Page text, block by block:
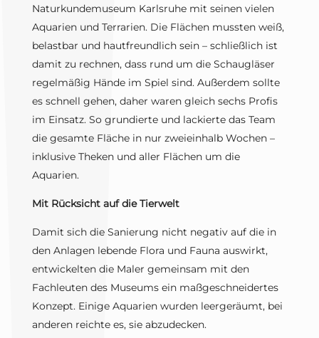
Naturkundemuseum Karlsruhe mit seinen vielen
Aquarien und Terrarien. Die Flächen mussten weiß,
belastbar und hautfreundlich sein – schließlich ist
damit zu rechnen, dass rund um die Schaugläser
regelmäßig Hände im Spiel sind. Außerdem sollte
es schnell gehen, daher waren gleich sechs Profis
im Einsatz. So grundierte und lackierte das Team
die gesamte Fläche in nur zweieinhalb Wochen –
inklusive Theken und aller Flächen um die
Aquarien.
Mit Rücksicht auf die Tierwelt
Damit sich die Sanierung nicht negativ auf die in
den Anlagen lebende Flora und Fauna auswirkt,
entwickelten die Maler gemeinsam mit den
Fachleuten des Museums ein maßgeschneidertes
Konzept. Einige Aquarien wurden leergeräumt, bei
anderen reichte es, sie abzudecken.